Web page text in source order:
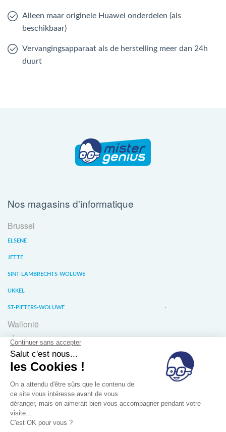
Alleen maar originele Huawei onderdelen (als
beschikbaar)
Vervangingsapparaat als de herstelling meer dan 24h
duurt
Nos magasins d'informatique
Brussel
ELSENE
JETTE
SINT-LAMBRECHTS-WOLUWE
UKKEL
ST-PIETERS-WOLUWE
Wallonië
LIÈGE
WATERLOO
WAVER